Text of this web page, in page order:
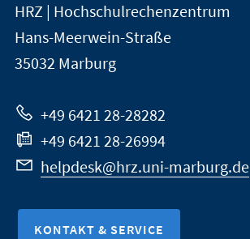
Informationen
zur
Website
Universität
Marburg
HRZ | Hochschulrechenzentrum
Hans-Meerwein-Straße
35032 Marburg
+49 6421 28-28282
+49 6421 28-26994
helpdesk@hrz.uni-marburg.de
KONTAKT & SERVICE